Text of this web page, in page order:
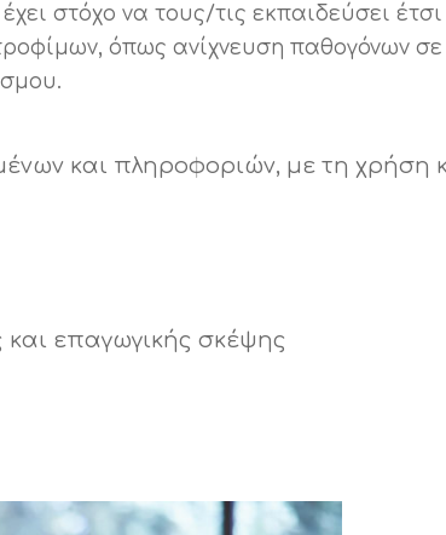
στόχο να τους/τις εκπαιδεύσει
τροφίμων, όπως ανίχνευση παθογόνων
και πληροφοριών, με τη χρήση
επαγωγικής σκέψης